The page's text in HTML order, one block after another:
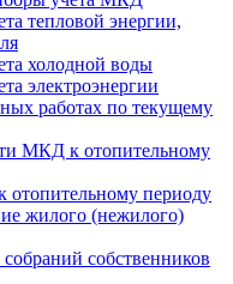
тепловой энергии,
холодной воды
электроэнергии
работах по текущему
МКД к отопительному
отопительному периоду
жилого (нежилого)
собственников